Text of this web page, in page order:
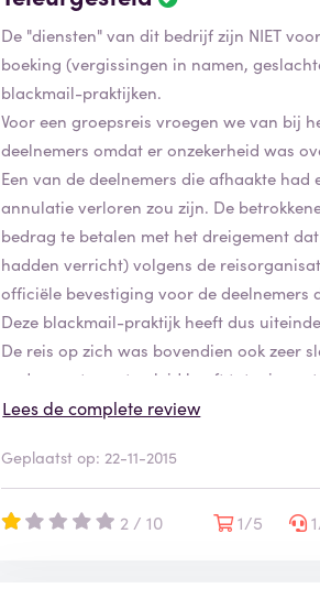
De "diensten" van dit bedrijf zijn NIET
boeking (vergissingen in namen,
blackmail-praktijken.
Voor een groepsreis vroegen we van bij
deelnemers omdat er onzekerheid was
Een van de deelnemers die afhaakte
annulatie verloren zou zijn. De
bedrag te betalen met het dreigement
hadden verricht) volgens de
officiële bevestiging voor de deelnemers
Deze blackmail-praktijk heeft dus
De reis op zich was bovendien ook zeer
ondermaats, wat geleid heeft tot
Lees de complete review
Geplaatst op: 22-11-2015
2 / 10 1/5